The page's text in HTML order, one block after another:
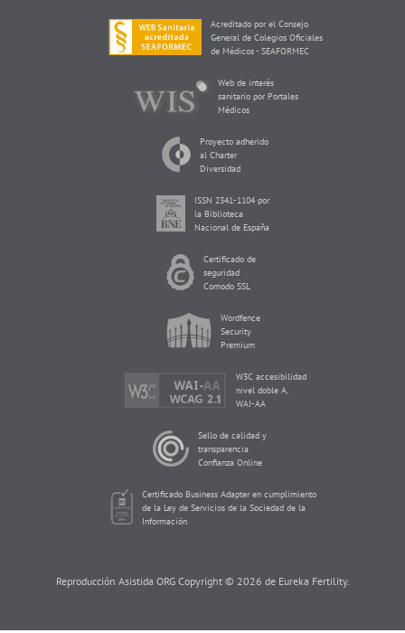
Acreditado por el Consejo
General de Colegios Oficiales
de Médicos - SEAFORMEC
Web de interés
sanitario por Portales
Médicos
Proyecto adherido
al Charter
Diversidad
ISSN 2341-1104 por
la Biblioteca
Nacional de España
Certificado de
seguridad
Comodo SSL
Wordfence
Security
Premium
W3C accesibilidad
nivel doble A,
WAI-AA
Sello de calidad y
transparencia
Confianza Online
Certificado Business Adapter en cumplimiento
de la Ley de Servicios de la Sociedad de la
Información
Reproducción Asistida ORG Copyright © 2026 de Eureka Fertility.